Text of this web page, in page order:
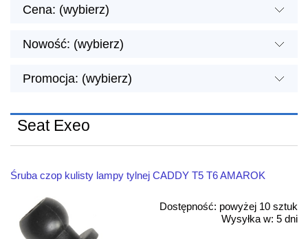
Cena: (wybierz)
Nowość: (wybierz)
Promocja: (wybierz)
Seat Exeo
Śruba czop kulisty lampy tylnej CADDY T5 T6 AMAROK
Dostępność: powyżej 10 sztuk
Wysyłka w: 5 dni